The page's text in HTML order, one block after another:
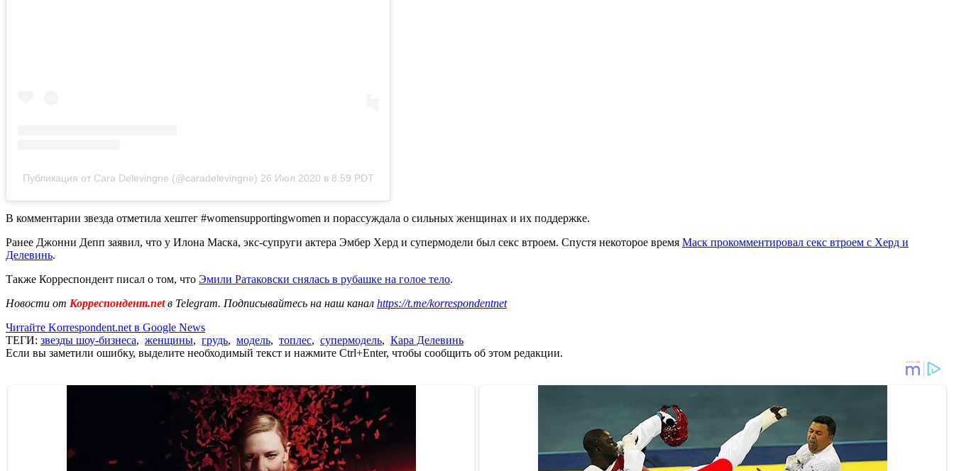
Публикация от Cara Delevingne (@caradelevingne) 26 Июл 2020 в 8:59 PDT
В комментарии звезда отметила хештег #womensupportingwomen и порассуждала о сильных женщинах и их поддержке.
Ранее Джонни Депп заявил, что у Илона Маска, экс-супруги актера Эмбер Херд и супермодели был секс втроем. Спустя некоторое время Маск прокомментировал секс втроем с Херд и
Делевинь.
Также Корреспондент писал о том, что Эмили Ратаковски снялась в рубашке на голое тело.
Новости от Корреспондент.netв Telegram. Подписывайтесь на наш канал https://t.me/korrespondentnet
Читайте Korrespondent.net в Google News
ТЕГИ: звезды шоу-бизнеса, женщины, грудь, модель, топлес, супермодель, Кара Делевинь
Если вы заметили ошибку, выделите необходимый текст и нажмите Ctrl+Enter, чтобы сообщить об этом редакции.